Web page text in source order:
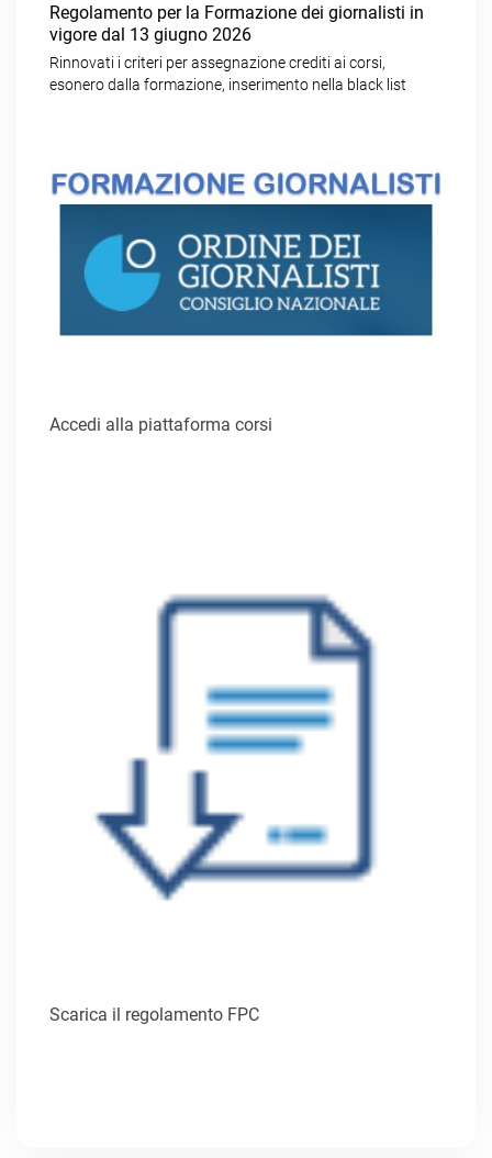
Regolamento per la Formazione dei giornalisti in
vigore dal 13 giugno 2026
Rinnovati i criteri per assegnazione crediti ai corsi,
esonero dalla formazione, inserimento nella black list
Accedi alla piattaforma corsi
Scarica il regolamento FPC